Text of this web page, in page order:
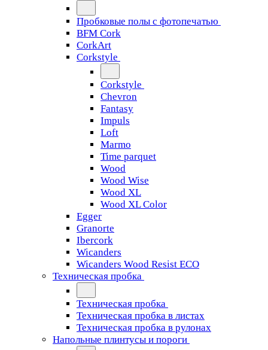
Пробковые полы с фотопечатью
BFM Cork
CorkArt
Corkstyle
Corkstyle
Chevron
Fantasy
Impuls
Loft
Marmo
Time parquet
Wood
Wood Wise
Wood XL
Wood XL Color
Egger
Granorte
Ibercork
Wicanders
Wicanders Wood Resist ECO
Техническая пробка
Техническая пробка
Техническая пробка в листах
Техническая пробка в рулонах
Напольные плинтусы и пороги